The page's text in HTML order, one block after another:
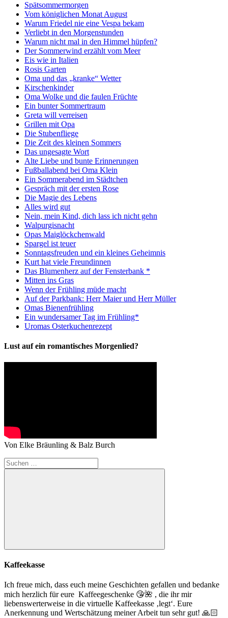
Spätsommermorgen
Vom königlichen Monat August
Warum Friedel nie eine Vespa bekam
Verliebt in den Morgenstunden
Warum nicht mal in den Himmel hüpfen?
Der Sommerwind erzählt vom Meer
Eis wie in Italien
Rosis Garten
Oma und das „kranke“ Wetter
Kirschenkinder
Oma Wolke und die faulen Früchte
Ein bunter Sommertraum
Greta will verreisen
Grillen mit Opa
Die Stubenfliege
Die Zeit des kleinen Sommers
Das ungesagte Wort
Alte Liebe und bunte Erinnerungen
Fußballabend bei Oma Klein
Ein Sommerabend im Städtchen
Gespräch mit der ersten Rose
Die Magie des Lebens
Alles wird gut
Nein, mein Kind, dich lass ich nicht gehn
Walpurgisnacht
Opas Maiglöckchenwald
Spargel ist teuer
Sonntagsfreuden und ein kleines Geheimnis
Kurt hat viele Freundinnen
Das Blumenherz auf der Fensterbank *
Mitten ins Gras
Wenn der Frühling müde macht
Auf der Parkbank: Herr Maier und Herr Müller
Omas Bienenfrühling
Ein wundersamer Tag im Frühling*
Uromas Osterkuchenrezept
Lust auf ein romantisches Morgenlied?
Von Elke Bräunling & Balz Burch
Suchen
nach:
Suchen
Kaffeekasse
Ich freue mich, dass euch meine Geschichten gefallen und bedanke
mich herzlich für eure Kaffeegeschenke 😘🌺 , die ihr mir
liebenswerterweise in die virtuelle Kaffeekasse ‚legt‘. Eure
Anerkennung und Wertschätzung meiner Arbeit tun sehr gut! 🙏🏻